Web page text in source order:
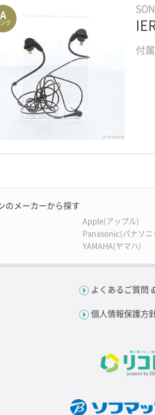
A
ク
付
のメーカーから探す
Apple(アップル)
Panasonic(パナソニ
YAMAHA(ヤマハ)
よくあるご質問
個人情報保護方